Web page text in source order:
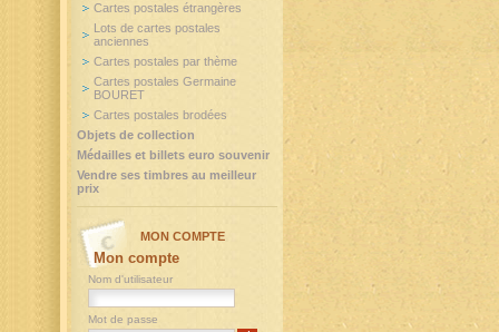
Cartes postales étrangères
Lots de cartes postales
anciennes
Cartes postales par thème
Cartes postales Germaine
BOURET
Cartes postales brodées
Objets de collection
Médailles et billets euro souvenir
Vendre ses timbres au meilleur
prix
MON COMPTE
Mon compte
Nom d'utilisateur
Mot de passe